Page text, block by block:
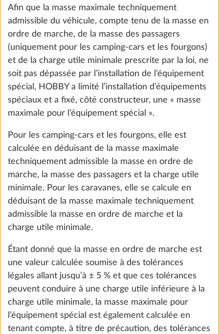
Pack autonomie, comprenant régleur de
charge, booster, batterie au lithium
(Super B Epsilon, 100 Ah) et boîtier de
batterie
Plus
18,3 kg
2 024 CHF
Ajouter
Prééquipement pour kit autonomie, avec
chargeur / booster, capteur de batterie et
coffre de batterie
2,8 kg
472 CHF
Afin que la masse maximale techniquement
admissible du véhicule, compte tenu de la masse en
ordre de marche, de la masse des passagers
(uniquement pour les camping-cars et les fourgons)
et de la charge utile minimale prescrite par la loi, ne
soit pas dépassée par l’installation de l’équipement
spécial, HOBBY a limité l’installation d’équipements
spéciaux et a fixé, côté constructeur, une « masse
maximale pour l’équipement spécial ».
Pour les camping-cars et les fourgons, elle est
calculée en déduisant de la masse maximale
techniquement admissible la masse en ordre de
marche, la masse des passagers et la charge utile
minimale. Pour les caravanes, elle se calcule en
déduisant de la masse maximale techniquement
admissible la masse en ordre de marche et la
charge utile minimale.
Étant donné que la masse en ordre de marche est
une valeur calculée soumise à des tolérances
légales allant jusqu’à ± 5 % et que ces tolérances
peuvent conduire à une charge utile inférieure à la
charge utile minimale, la masse maximale pour
l’équipement spécial est également calculée en
tenant compte, à titre de précaution, des tolérances